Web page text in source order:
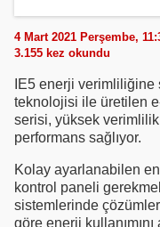
4 Mart 2021 Perşembe,
3.155 kez okundu
IE5 enerji verimliliğine
teknolojisi ile üretilen
serisi, yüksek
performans sağlıyor.
Kolay ayarlanabilen
kontrol paneli
sistemlerinde
göre enerji